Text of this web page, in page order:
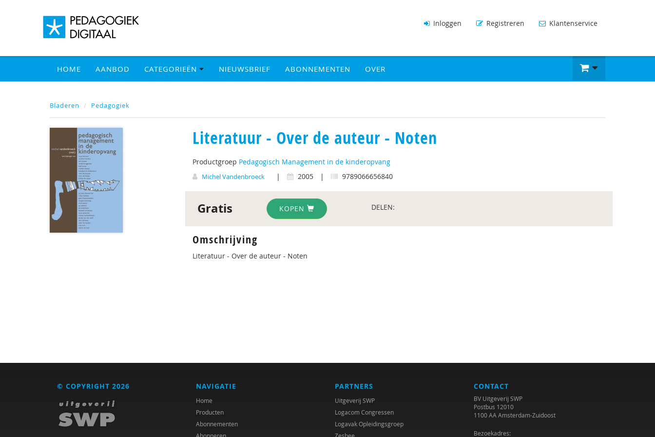
Inloggen Registreren Klantenservice
HOME AANBOD CATEGORIEËN NIEUWSBRIEF ABONNEMENTEN OVER
Bladeren Pedagogiek
Literatuur - Over de auteur - Noten
Productgroep Pedagogisch Management in de kinderopvang
Michel Vandenbroeck | 2005 | 9789066656840
Gratis KOPEN DELEN:
Omschrijving
Literatuur - Over de auteur - Noten
© COPYRIGHT 2026 NAVIGATIE
Home
Producten
Abonnementen
PARTNERS
Uitgeverij SWP
Logacom Congressen
Logavak Opleidingsgroep
CONTACT
BV Uitgeverij SWP
Postbus 12010
1100 AA Amsterdam-Zuidoost
Bezoekadres: